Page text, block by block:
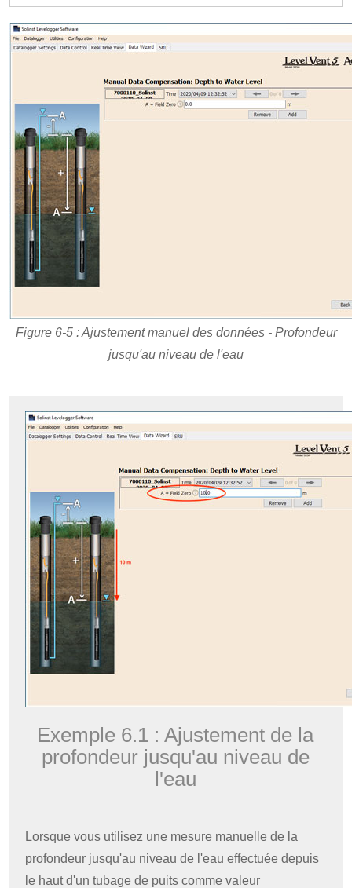
Figure 6-5 : Ajustement manuel des données - Profondeur
jusqu'au niveau de l'eau
Exemple 6.1 : Ajustement de la
profondeur jusqu'au niveau de
l'eau
Lorsque vous utilisez une mesure manuelle de la
profondeur jusqu'au niveau de l'eau effectuée depuis
le haut d'un tubage de puits comme valeur